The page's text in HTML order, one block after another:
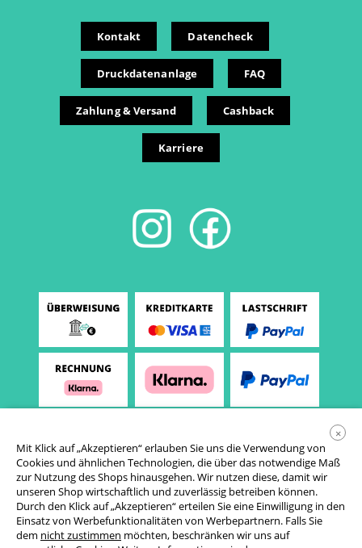
Kontakt Datencheck
Druckdatenanlage FAQ
Zahlung & Versand Cashback
Karriere
AGB
×
Mit Klick auf „Akzeptieren“ erlauben Sie uns die Verwendung von
Cookies und ähnlichen Technologien, die über das notwendige Maß
zur Nutzung des Shops hinausgehen. Wir nutzen diese, damit wir
unseren Shop wirtschaftlich und zuverlässig betreiben können.
Durch den Klick auf „Akzeptieren“ erteilen Sie eine Einwilligung in den
Einsatz von Werbefunktionalitäten von Werbepartnern. Falls Sie
dem nicht zustimmen möchten, beschränken wir uns auf